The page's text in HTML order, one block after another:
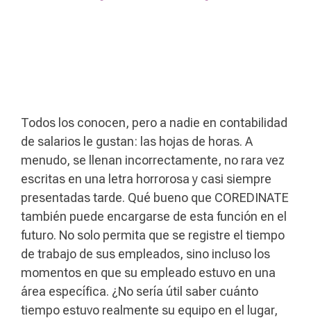
Todos los conocen, pero a nadie en contabilidad
de salarios le gustan: las hojas de horas. A
menudo, se llenan incorrectamente, no rara vez
escritas en una letra horrorosa y casi siempre
presentadas tarde. Qué bueno que COREDINATE
también puede encargarse de esta función en el
futuro. No solo permita que se registre el tiempo
de trabajo de sus empleados, sino incluso los
momentos en que su empleado estuvo en una
área específica. ¿No sería útil saber cuánto
tiempo estuvo realmente su equipo en el lugar,